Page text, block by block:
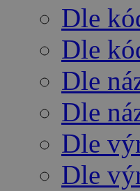
Dle
Dle
Dle
Dle
Dle
Dle